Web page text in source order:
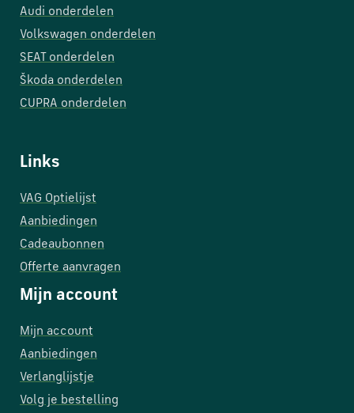
Audi onderdelen
Volkswagen onderdelen
SEAT onderdelen
Škoda onderdelen
CUPRA onderdelen
Links
VAG Optielijst
Aanbiedingen
Cadeaubonnen
Offerte aanvragen
Mijn account
Mijn account
Aanbiedingen
Verlanglijstje
Volg je bestelling